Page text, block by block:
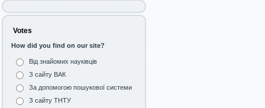
Votes
How did you find on our site?
Від знайомих науківців
З сайту ВАК
За допомогою пошукової системи
З сайту ТНТУ